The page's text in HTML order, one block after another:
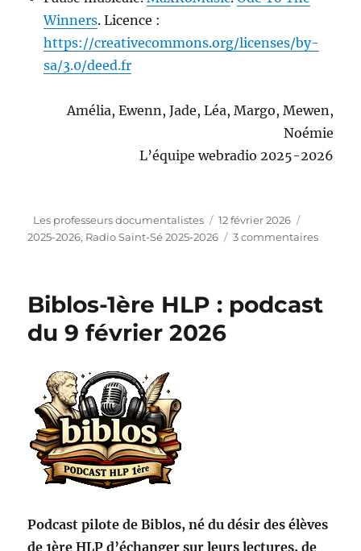
Winners. Licence :
https://creativecommons.org/licenses/by-
sa/3.0/deed.fr
Amélia, Ewenn, Jade, Léa, Margo, Mewen,
Noémie
L’équipe webradio 2025-2026
Auteur
Les professeurs documentalistes
Publié
le
12 février 2026
2025-2026, Radio Saint-Sé 2025-2026 3 commentairessur
:
Biblos-1ère HLP : podcast
du 9 février 2026
Podcast pilote de Biblos, né du désir des élèves
de 1ère HLP d’échanger sur leurs lectures, de